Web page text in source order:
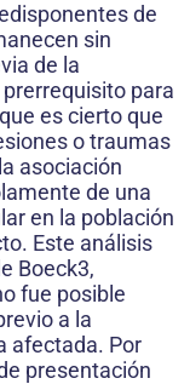
de
sin
de la
para
es cierto que
o traumas
asociación
de una
en la población
Este análisis
Boeck3,
fue posible
a la
afectada. Por
presentación